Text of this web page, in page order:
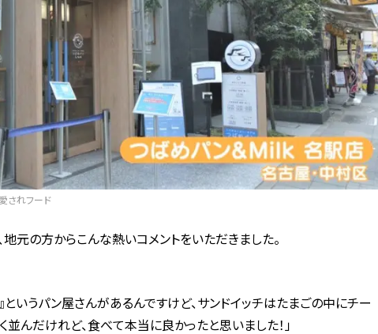
されフード
元の方からこんな熱いコメントをいただきました。
というパン屋さんがあるんですけど、サンドイッチはたまごの中にチー
並んだけれど、食べて本当に良かったと思いました！」